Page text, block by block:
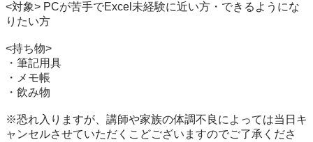
<対象> PCが苦手でExcel未経験に近い方・できるようにな
りたい方
<持ち物>
・筆記用具
・メモ帳
・飲み物
※恐れ入りますが、講師や家族の体調不良によっては当日キ
ャンセルさせていただくこどございますのでご了承くださ